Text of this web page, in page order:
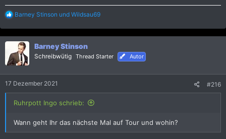
R
a
k
i
o
n
:
Barney Stinson und Wildsau69
Barney Stinson
Schreibwütig Thread Starter Autor
17 Dezember 2021 #216
Ruhrpott Ingo schrieb:
Wann geht Ihr das nächste Mal auf Tour und wohin?